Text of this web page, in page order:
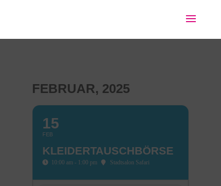
FEBRUAR, 2025
15
FEB
KLEIDERTAUSCHBÖRSE
10:00 am - 1:00 pm Stadtsalon Safari